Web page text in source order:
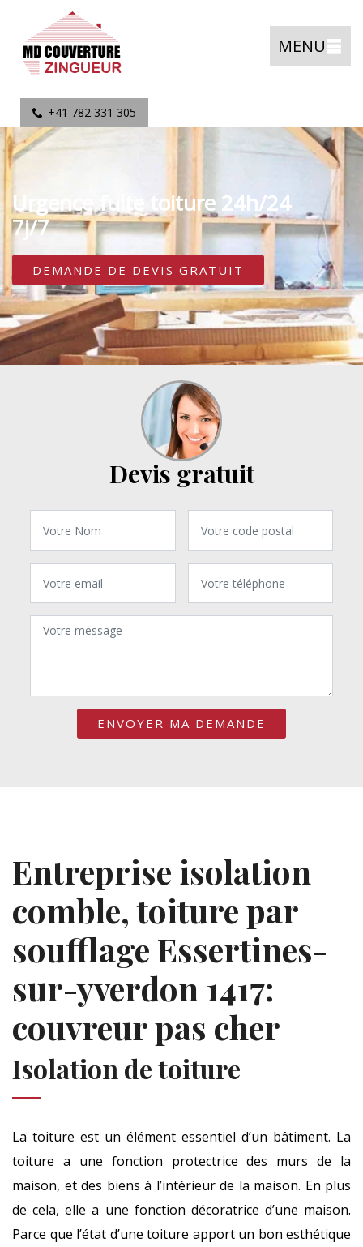
MENU
+41 782 331 305
Urgence fuite toiture 24h/24
7j/7
DEMANDE DE DEVIS GRATUIT
Devis gratuit
Entreprise isolation
comble, toiture par
soufflage Essertines-
sur-yverdon 1417:
couvreur pas cher
Isolation de toiture
La toiture est un élément essentiel d’un bâtiment. La
toiture a une fonction protectrice des murs de la
maison, et des biens à l’intérieur de la maison. En plus
de cela, elle a une fonction décoratrice d’une maison.
Parce que l’état d’une toiture apport un bon esthétique